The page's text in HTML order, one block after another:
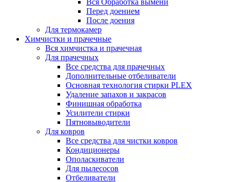
Вся Обработка вымени
Перед доением
После доения
Для термокамер
Химчистки и прачечные
Вся химчистка и прачечная
Для прачечных
Все средства для прачечных
Дополнительные отбеливатели
Основная технология стирки PLEX
Удаление запахов и закрасов
Финишная обработка
Усилители стирки
Пятновыводители
Для ковров
Все средства для чистки ковров
Кондиционеры
Ополаскиватели
Для пылесосов
Отбеливатели